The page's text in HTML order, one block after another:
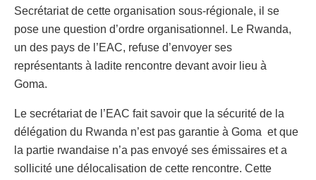
Secrétariat de cette organisation sous-régionale, il se
pose une question d’ordre organisationnel. Le Rwanda,
un des pays de l’EAC, refuse d’envoyer ses
représentants à ladite rencontre devant avoir lieu à
Goma.
Le secrétariat de l’EAC fait savoir que la sécurité de la
délégation du Rwanda n’est pas garantie à Goma et que
la partie rwandaise n’a pas envoyé ses émissaires et a
sollicité une délocalisation de cette rencontre. Cette